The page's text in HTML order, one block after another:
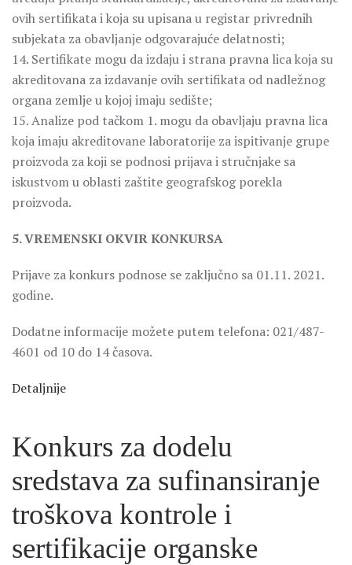
ovih sertifikata i koja su upisana u registar privrednih
subjekata za obavljanje odgovarajuće delatnosti;
14. Sertifikate mogu da izdaju i strana pravna lica koja su
akreditovana za izdavanje ovih sertifikata od nadležnog
organa zemlje u kojoj imaju sedište;
15. Analize pod tačkom 1. mogu da obavljaju pravna lica
koja imaju akreditovane laboratorije za ispitivanje grupe
proizvoda za koji se podnosi prijava i stručnjake sa
iskustvom u oblasti zaštite geografskog porekla
proizvoda.
5. VREMENSKI OKVIR KONKURSA
Prijave za konkurs podnose se zaključno sa 01.11. 2021.
godine.
Dodatne informacije možete putem telefona: 021/487-
4601 od 10 do 14 časova.
Detaljnije
Konkurs za dodelu
sredstava za sufinansiranje
troškova kontrole i
sertifikacije organske